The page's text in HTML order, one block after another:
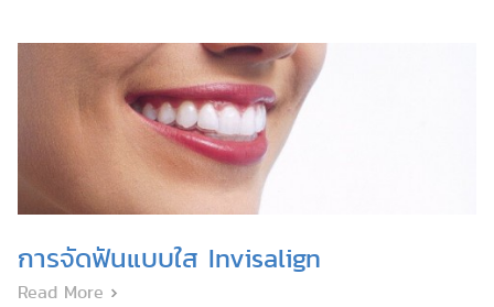
การจัดฟันแบบใส Invisalign
Read More